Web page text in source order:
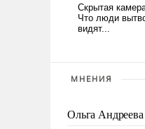
МНЕНИЯ
Ольга Андреева